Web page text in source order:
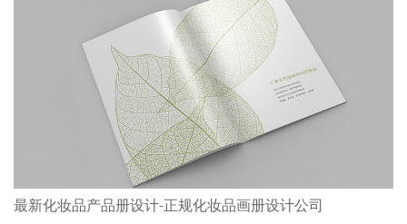
最新化妆品产品册设计-正规化妆品画册设计公司